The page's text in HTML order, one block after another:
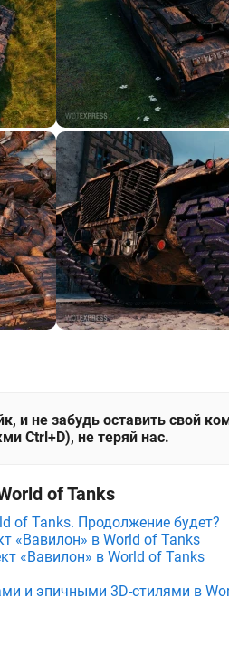
и не забудь оставить свой
Ctrl+D), не теряй нас.
of Tanks
of Tanks. Продолжение будет?
«Вавилон» в World of Tanks
«Вавилон» в World of Tanks
и эпичными 3D-стилями в